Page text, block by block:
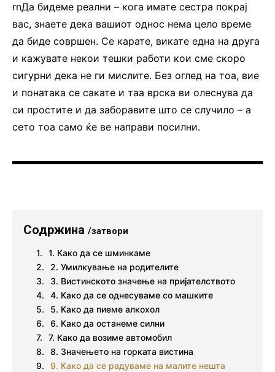
rnДа бидеме реални – кога имате сестра покрај
вас, знаете дека вашиот однос нема цело време
да биде совршен. Се карате, викате една на друга
и кажувате некои тешки работи кои сме скоро
сигурни дека не ги мислите. Без оглед на тоа, вие
и понатака се сакате и таа врска ви олеснува да
си простите и да заборавите што се случило – а
сето тоа само ќе ве направи посилни.
Содржина /затвори
1. Како да се шминкаме
2. Умилкување на родителите
3. Вистинското значење на пријателството
4. Како да се однесуваме со машките
5. Како да пиеме алкохол
6. Како да останеме силни
7. Како да возиме автомобил
8. Значењето на горката вистина
9. Како да се радуваме на малите нешта